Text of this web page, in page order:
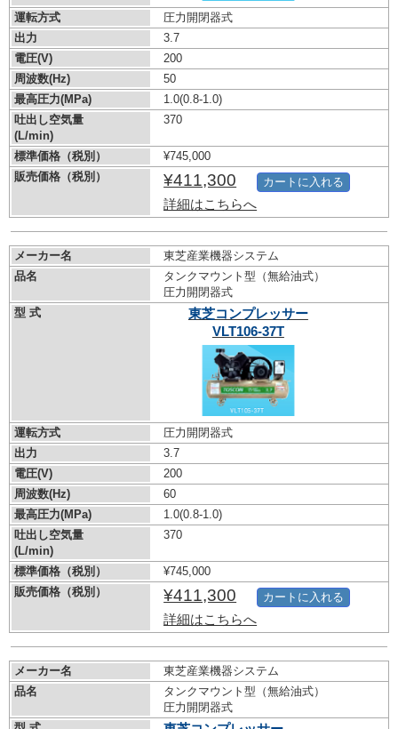
運転方式
圧力開閉器式
出力
3.7
電圧(V)
200
周波数(Hz)
50
最高圧力(MPa)
1.0(0.8-1.0)
吐出し空気量
(L/min)
370
標準価格（税別）
¥745,000
販売価格（税別）
¥411,300
詳細はこちらへ
カートに入れる
メーカー名
東芝産業機器システム
品名
タンクマウント型（無給油式）
圧力開閉器式
型 式
東芝コンプレッサー
VLT106-37T
運転方式
圧力開閉器式
出力
3.7
電圧(V)
200
周波数(Hz)
60
最高圧力(MPa)
1.0(0.8-1.0)
吐出し空気量
(L/min)
370
標準価格（税別）
¥745,000
販売価格（税別）
¥411,300
詳細はこちらへ
カートに入れる
メーカー名
東芝産業機器システム
品名
タンクマウント型（無給油式）
圧力開閉器式